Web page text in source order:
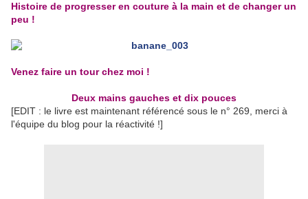
Histoire de progresser en couture à la main et de changer un
peu !
Venez faire un tour chez moi !
Deux mains gauches et dix pouces
[EDIT : le livre est maintenant référencé sous le n° 269, merci à
l'équipe du blog pour la réactivité !]